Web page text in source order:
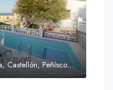
C. Guatemala, 6, 12598 Peñíscola, Castellón, Peñíscola, Communauté valencienne